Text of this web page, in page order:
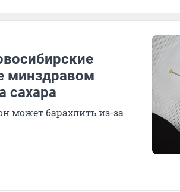
минздравом
сахара
может барахлить из-за